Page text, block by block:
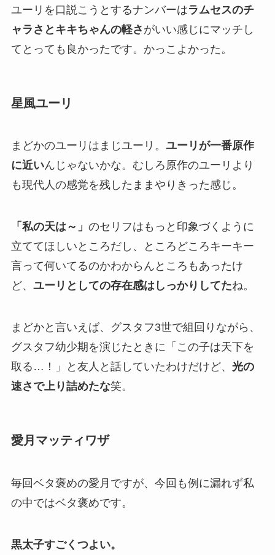
ユーリを口説こうとするナンバーはラムセスのチ
ャラさとキキちゃんの軽さ がいい感じにマッチし
てとっても良かったです。かっこよかった。
星風ユーリ
まどかのユーリはまじユーリ。 ユーリが一番原作
に近いんじゃないかな。むしろ原作のユーリより
も現代人の感覚を残したままやりきった感じ。
「私の天は～」 のセリフはもっと印象づくように
立ててほしいところだし、ところどころキーキー
言って何いてるのかわからんところもあったけ
ど、 ユーリとしての存在感はしっかりしてたね。
まどかと言いえば、グスタフ3世で組回りながら、
グスタフ幼少期を演じたときに「この子は天下を
取る…！」と友人と話していたわけだけど、 光の
速さで上り詰めたな笑。
愛月マッティワザ
毎回ベタ褒めの愛月ですが、今回も例に漏れず私
の中ではベタ褒めです。
黒太子すごくつよい。